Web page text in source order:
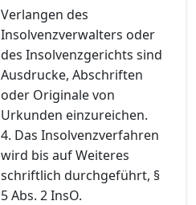
Verlangen des
Insolvenzverwalters oder
des Insolvenzgerichts sind
Ausdrucke, Abschriften
oder Originale von
Urkunden einzureichen.
4. Das Insolvenzverfahren
wird bis auf Weiteres
schriftlich durchgeführt, §
5 Abs. 2 InsO.